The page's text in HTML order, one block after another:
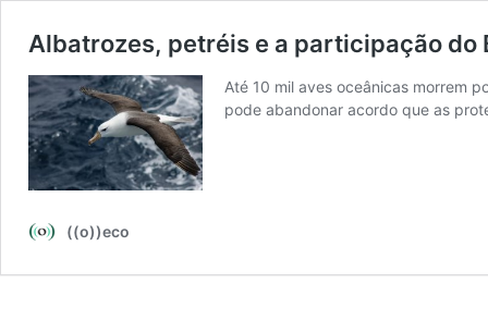
Albatrozes, petréis e a participação do
Até 10 mil aves oceânicas morrem
pode abandonar acordo que as
((o))eco